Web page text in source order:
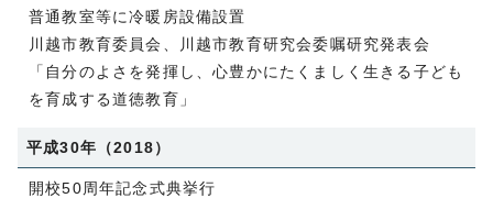
普通教室等に冷暖房設備設置
川越市教育委員会、川越市教育研究会委嘱研究発表会
「自分のよさを発揮し、心豊かにたくましく生きる子ども
を育成する道徳教育」
平成30年（2018）
開校50周年記念式典挙行